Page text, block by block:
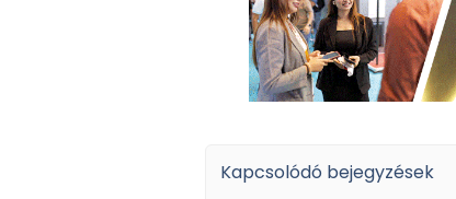
Kapcsolódó bejegyzések